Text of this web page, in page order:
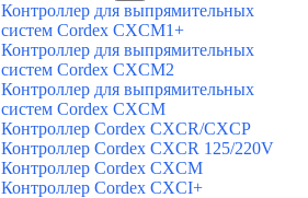
Контроллер для выпрямительных
систем Cordex CXCM1+
Контроллер для выпрямительных
систем Cordex CXCM2
Контроллер для выпрямительных
систем Cordex CXCM
Контроллер Cordex CXCR/CXCP
Контроллер Cordex CXCR 125/220V
Контроллер Cordex CXCM
Контроллер Cordex CXCI+